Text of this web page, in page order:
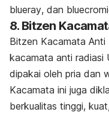
blueray, dan
8. Bitzen
Bitzen Kacamata Anti
kacamata anti radiasi
dipakai oleh pria dan
Kacamata ini juga
berkualitas tinggi,